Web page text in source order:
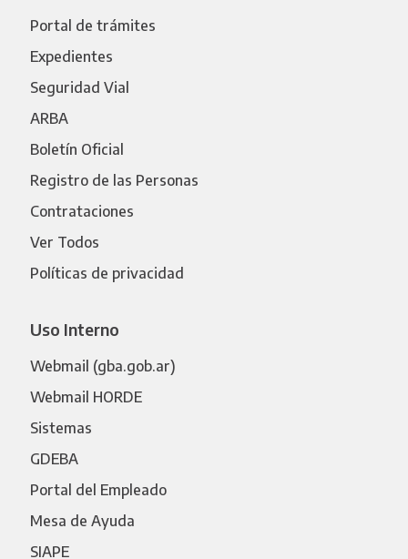
Portal de trámites
Expedientes
Seguridad Vial
ARBA
Boletín Oficial
Registro de las Personas
Contrataciones
Ver Todos
Políticas de privacidad
Uso Interno
Webmail (gba.gob.ar)
Webmail HORDE
Sistemas
GDEBA
Portal del Empleado
Mesa de Ayuda
SIAPE